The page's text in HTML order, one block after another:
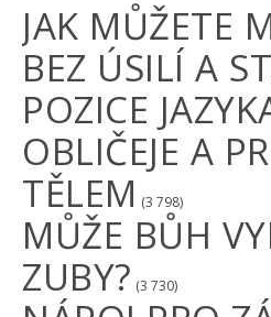
JAK MŮŽETE
BEZ ÚSILÍ A
POZICE
OBLIČEJE A
TĚLEM (3 798)
MŮŽE BŮH
ZUBY? (3 730)